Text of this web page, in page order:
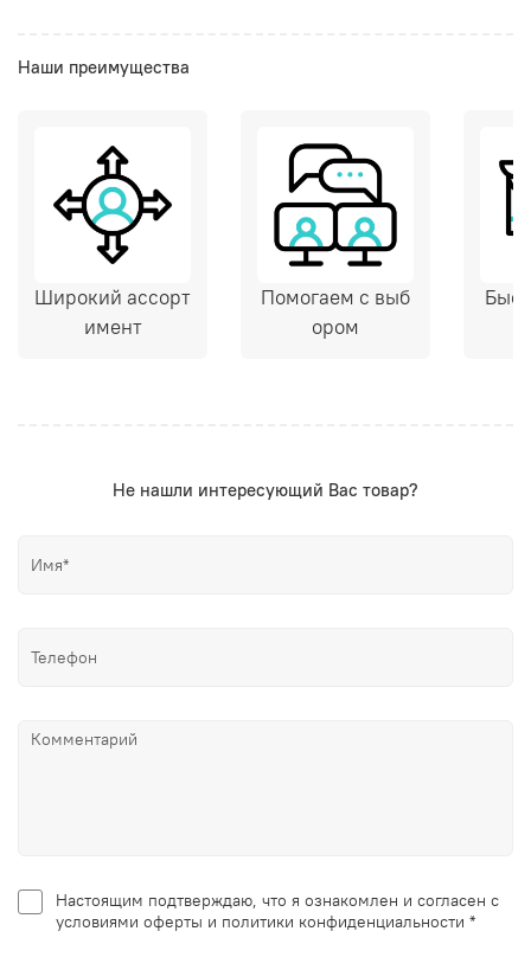
Наши преимущества
Широкий ассорт
имент
Помогаем с выб
ором
Не нашли интересующий Вас товар?
Настоящим подтверждаю, что я ознакомлен и согласен с
условиями оферты и политики конфиденциальности *